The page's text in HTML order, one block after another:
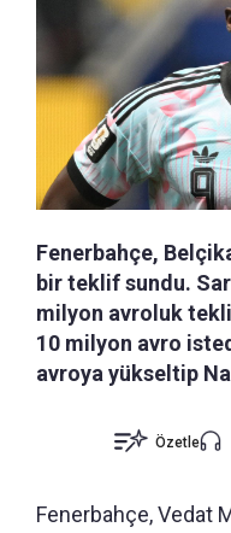
Fenerbahçe,
bir teklif sundu.
milyon avroluk
10 milyon avro
avroya yükseltip
Özetle
Fenerbahçe, Vedat